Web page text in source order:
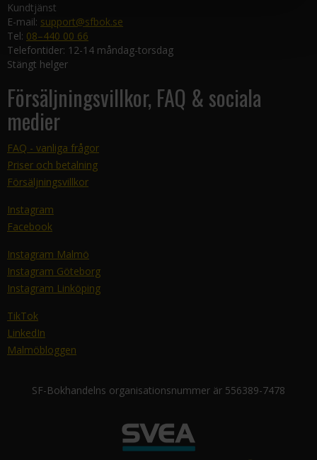
Kundtjänst
E-mail: support@sfbok.se
Tel: 08–440 00 66
Telefontider: 12-14 måndag-torsdag
Stängt helger
Försäljningsvillkor, FAQ & sociala
medier
FAQ - vanliga frågor
Priser och betalning
Försäljningsvillkor
Instagram
Facebook
Instagram Malmö
Instagram Göteborg
Instagram Linköping
TikTok
LinkedIn
Malmöbloggen
SF-Bokhandelns organisationsnummer är 556389-7478